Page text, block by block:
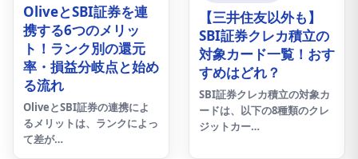
OliveとSBI証券を連
携する6つのメリッ
ト！ランク別の還元
率・損益分岐点と始め
る流れ
OliveとSBI証券の連携によ
るメリットは、ランクによっ
て差が…
【三井住友以外も】
SBI証券クレカ積立の
対象カード一覧！おす
すめはどれ？
SBI証券クレカ積立の対象カ
ードは、以下の8種類のクレ
ジットカー…